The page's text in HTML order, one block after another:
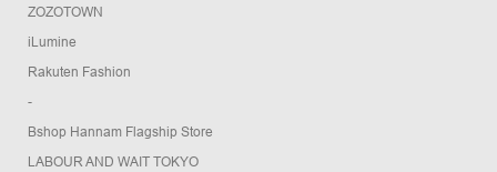
ZOZOTOWN
iLumine
Rakuten Fashion
-
Bshop Hannam Flagship Store
LABOUR AND WAIT TOKYO